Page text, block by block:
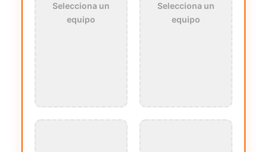
Selecciona un
equipo
Selecciona un
equipo